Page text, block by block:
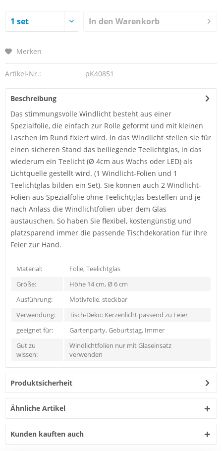
In denWarenkorb
Merken
Artikel-Nr.: pK40851
Beschreibung
Das stimmungsvolle Windlicht besteht aus einer
Spezialfolie, die einfach zur Rolle geformt und mit kleinen
Laschen im Rund fixiert wird. In das Windlicht stellen sie für
einen sicheren Stand das beiliegende Teelichtglas, in das
wiederum ein Teelicht (Ø 4cm aus Wachs oder LED) als
Lichtquelle gestellt wird. (1 Windlicht-Folien und 1
Teelichtglas bilden ein Set). Sie können auch 2 Windlicht-
Folien aus Spezialfolie ohne Teelichtglas bestellen und je
nach Anlass die Windlichtfolien über dem Glas
austauschen. So haben Sie flexibel, kostengünstig und
platzsparend immer die passende Tischdekoration für Ihre
Feier zur Hand.
Material:
Folie, Teelichtglas
Größe:
Höhe 14 cm, Ø 6 cm
Ausführung:
Motivfolie, steckbar
Verwendung:
Tisch-Deko: Kerzenlicht passend zu Feier
geeignet für:
Gartenparty, Geburtstag, Immer
Gut zu
wissen:
Windlichtfolien nur mit Glaseinsatz
verwenden
Produktsicherheit
Ähnliche Artikel
Kunden kauften auch